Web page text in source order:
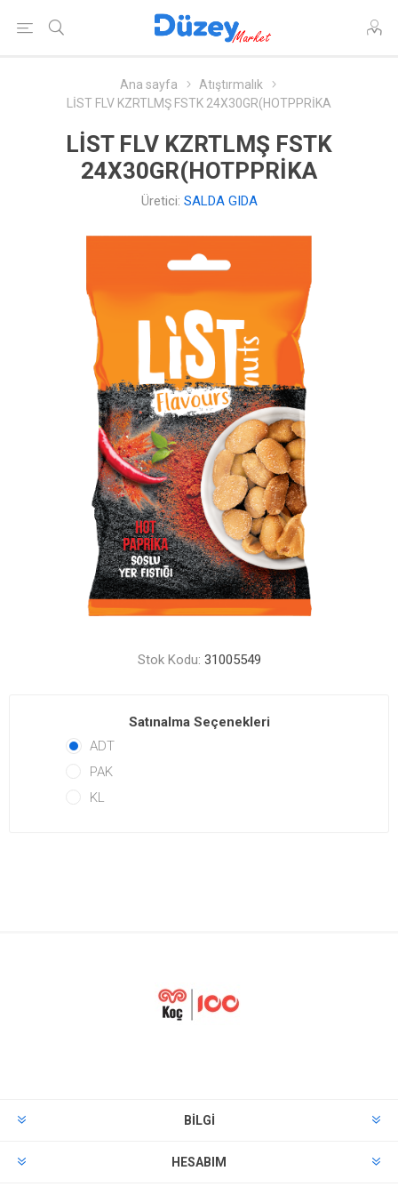
Ana sayfa
Atıştırmalık
LİST FLV KZRTLMŞ FSTK 24X30GR(HOTPPRİKA
LİST FLV KZRTLMŞ FSTK
24X30GR(HOTPPRİKA
Üretici: SALDA GIDA
Stok Kodu: 31005549
Satınalma Seçenekleri
ADT
PAK
KL
BILGI
HESABIM